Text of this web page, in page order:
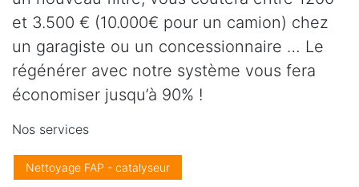
et 3.500 € (10.000€ pour un camion) chez
un garagiste ou un concessionnaire … Le
régénérer avec notre système vous fera
économiser jusqu’à 90% !
Nos services
Nettoyage FAP - catalyseur